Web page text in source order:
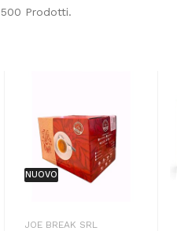
Prodotti.
NUOVO
JOE BREAK SRL